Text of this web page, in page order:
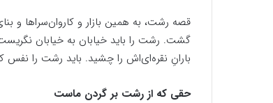
قصه رشت، به همین بازار و کاروان‌سراها و
گشت. رشت را باید خیابان به خیابان
بارانِ نقره‌ای‌اش را چشید. باید رشت را نفس
حقی که از رشت بر گردن ماست